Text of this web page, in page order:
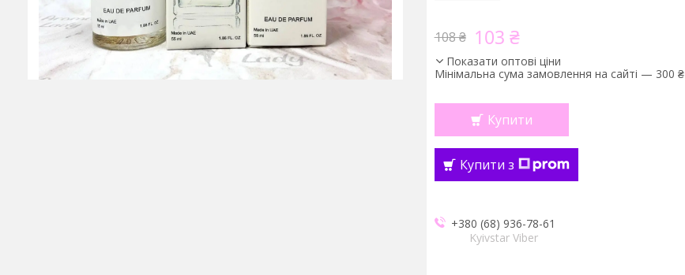
108 ₴ 103 ₴
Показати оптові ціни
Мінімальна сума замовлення на сайті — 300 ₴
Купити
Купити з
+380 (68) 936-78-61
Kyivstar Viber